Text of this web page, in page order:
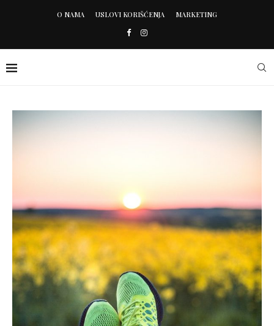
O NAMA USLOVI KORIŠĆENJA MARKETING